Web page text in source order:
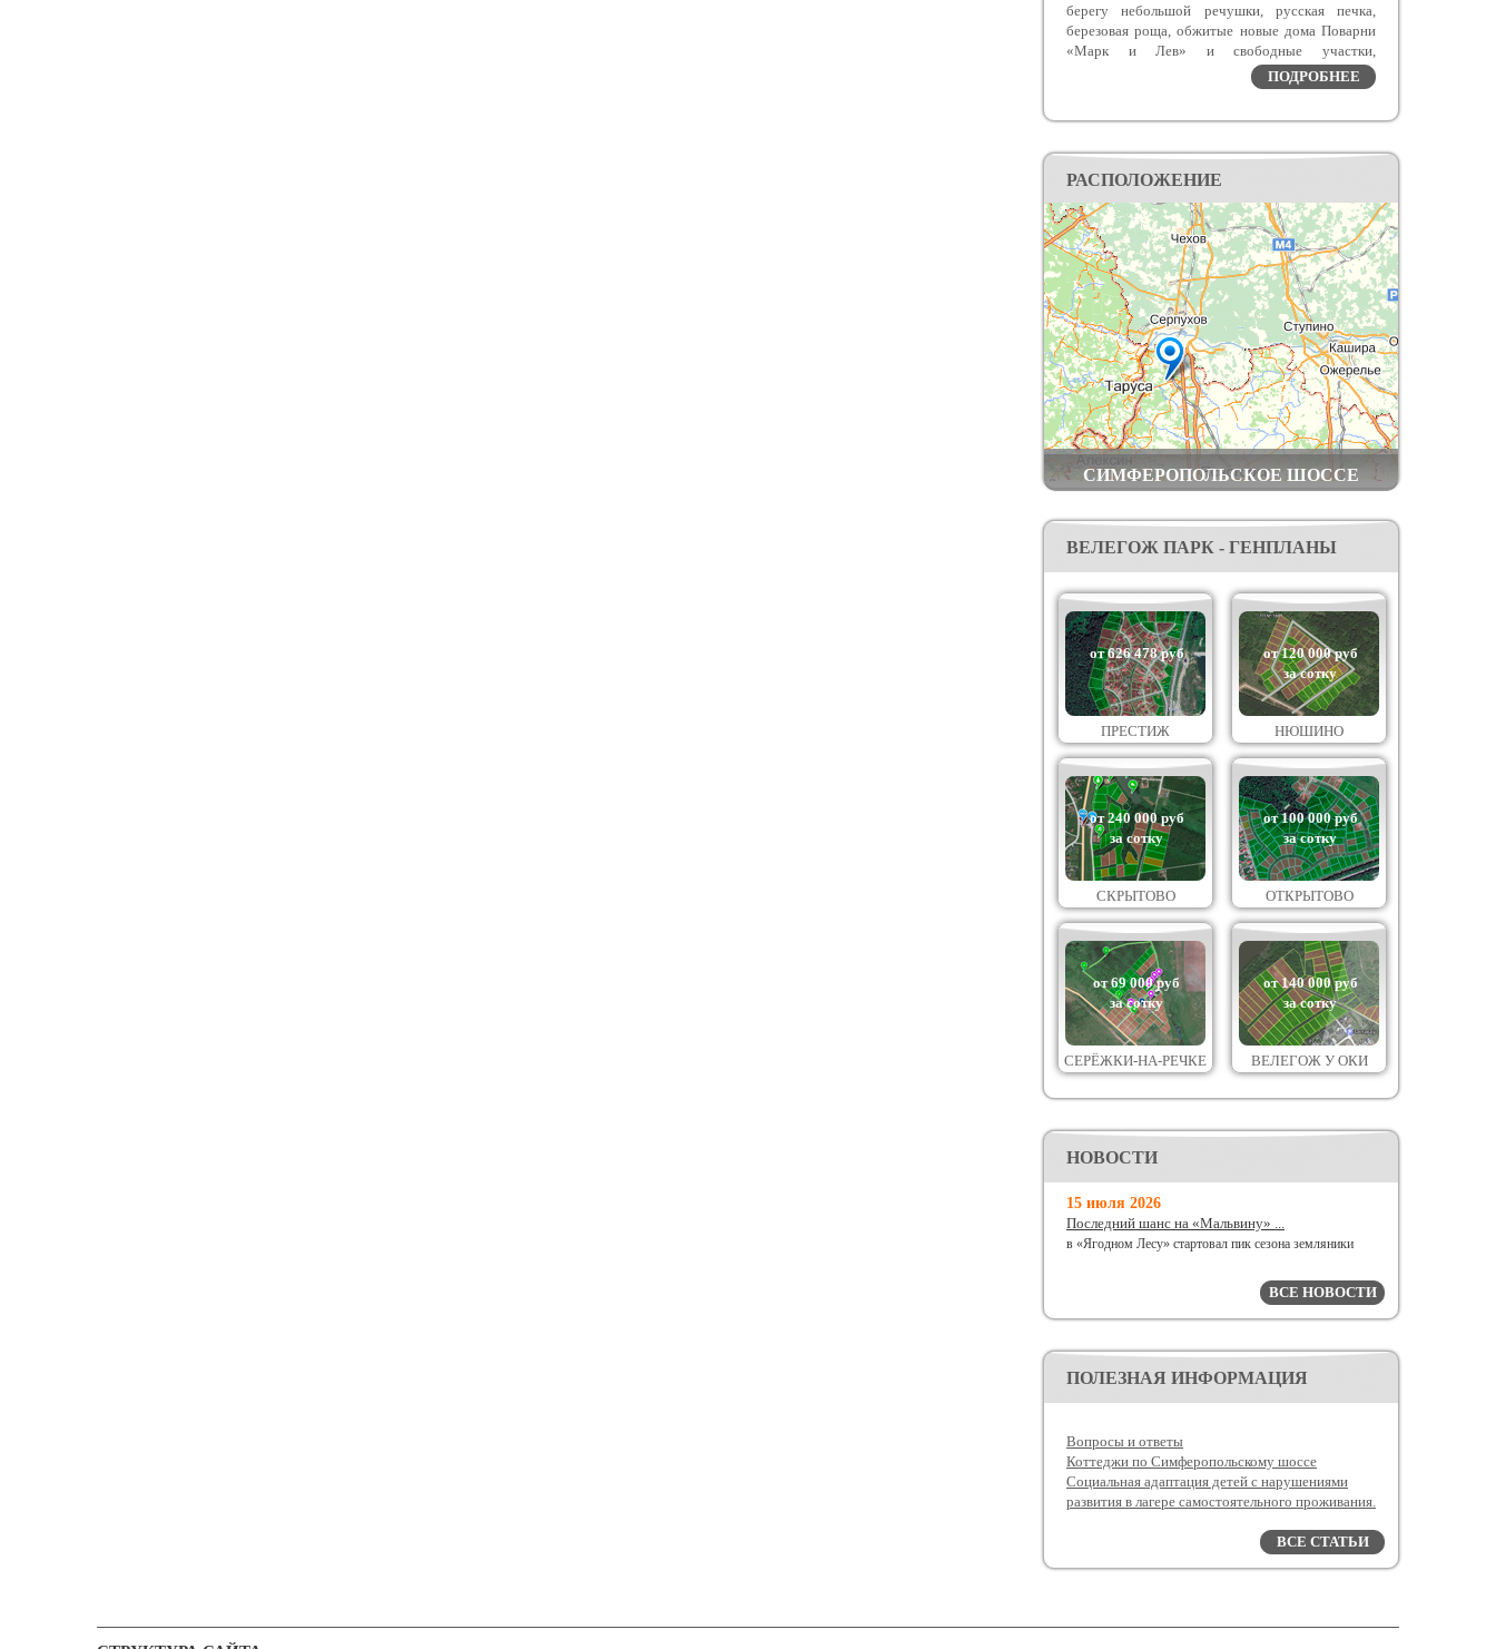
берегу небольшой речушки, русская печка,
березовая роща, обжитые новые дома Поварни
«Марк и Лев» и свободные участки,
расположенные в Заокском районе Тульской
области – экологическом курорте с чистейшим
номинации «Лучший сельский ресторан 2023»
федеральной премии wellness Re Awards (бывшие
Live Organic).
Построены дороги, электрические сети,
водопровод, оптоволоконный интернет кабель,
вай-фай.
Добраться до поселка вы можете: на личном
транспорте – по Симферопольскому шоссе или
по трассе Дон, далее по хорошей
асфальтированной дороге; общественным
транспортом – электричкой Курского
направления до станции Шульгино (в 2 км от
посёлка).
ПОДРОБНЕЕ
РАСПОЛОЖЕНИЕ
СИМФЕРОПОЛЬСКОЕ ШОССЕ
ВЕЛЕГОЖ ПАРК - ГЕНПЛАНЫ
от 626 478 руб
ПРЕСТИЖ
от 120 000 руб
за сотку
НЮШИНО
от 240 000 руб
за сотку
СКРЫТОВО
от 100 000 руб
за сотку
ОТКРЫТОВО
от 69 000 руб
за сотку
СЕРЁЖКИ-НА-РЕЧКЕ
от 140 000 руб
за сотку
ВЕЛЕГОЖ У ОКИ
НОВОСТИ
15 июля 2026
Последний шанс на «Мальвину» ...
в «Ягодном Лесу» стартовал пик сезона земляники
ВСЕ НОВОСТИ
ПОЛЕЗНАЯ ИНФОРМАЦИЯ
Вопросы и ответы
Коттеджи по Симферопольскому шоссе
Социальная адаптация детей с нарушениями
развития в лагере самостоятельного проживания.
ВСЕ СТАТЬИ